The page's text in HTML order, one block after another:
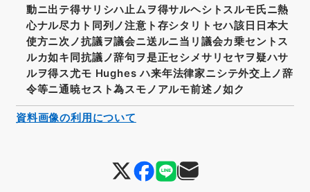
動ニ出テ得サリシハ止ムヲ得サルヘシトスルモ氏ニ熱
心ナル尽力ト同列ノ注意ト存シタリトセハ該日日本大
使方ニ次ノ抗議ヲ議会ニ送ルニ当リ議会カ乗セントス
ルカ如キ同抗議ノ辞句ヲ是正セシメサリセヤヲ疑ハサ
ルヲ得ス尤モ Hughes ハ来年法律家ニシテ外交上ノ辞
令等ニ通暁セスト為スモノアルモ前述ノ如ク
資料画像の利用について